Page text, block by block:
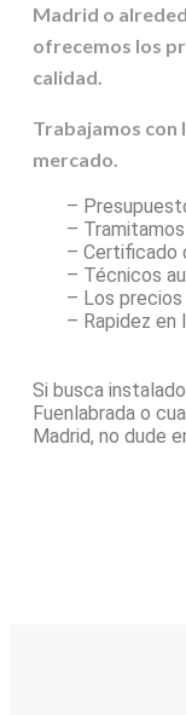
Madrid o
ofrecemos los
calidad.
Trabajamos con
mercado.
– Presupuesto
– Tramitamos
– Certificado
– Técnicos
– Los precios
– Rapidez en
Si busca
Fuenlabrada o
Madrid, no dude